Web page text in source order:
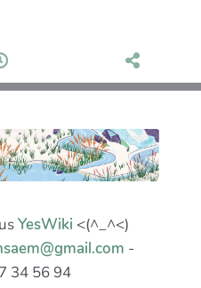
YesWiki <(^_^<)
-
34 56 94